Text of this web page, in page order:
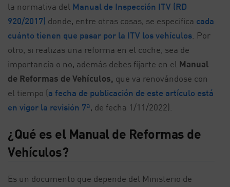
la normativa del Manual de Inspección ITV (RD
920/2017) donde, entre otras cosas, se especifica cada
cuánto tienen que pasar por la ITV los vehículos . Por
otro, si realizas una reforma en el coche, sea de
importancia o no, además debes fijarte en el Manual
de Reformas de Vehículos, que va renovándose con
el tiempo (a fecha de publicación de este artículo está
en vigor la revisión 7ª, de fecha 1/11/2022).
¿Qué es el Manual de Reformas de
Vehículos?
Es un documento que depende del Ministerio de